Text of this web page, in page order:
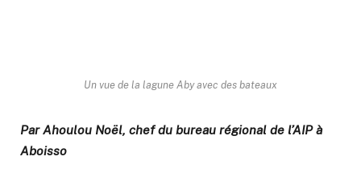
Un vue de la lagune Aby avec des bateaux
Par Ahoulou Noël, chef du bureau régional de l’AIP à
Aboisso